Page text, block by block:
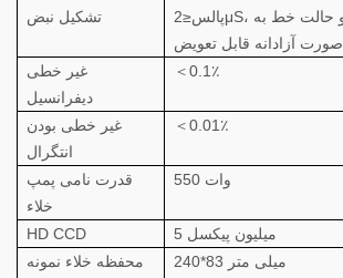
تشکیل نبض
پالس≤2μS، حالت پالس و حالت خط به
صورت آزادانه قابل تعویض
غیر خطی
دیفرانسیل
＜0.1٪
غیر خطی بودن
انتگرال
＜0.01٪
قدرت نامی پمپ
خلاء
550 وات
HD CCD
5 میلیون پیکسل
محفظه خلاء نمونه
240*83 میلی متر